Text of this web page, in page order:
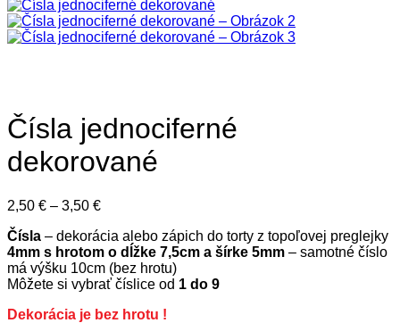
Čísla jednociferné
dekorované
2,50 € – 3,50 €Price
2,50 €
through
3,50 €
Čísla – dekorácia alebo zápich do torty z topoľovej preglejky
4mm s hrotom o dĺžke 7,5cm a šírke 5mm – samotné číslo
má výšku 10cm (bez hrotu)
Môžete si vybrať číslice od 1 do 9
Dekorácia je bez hrotu !